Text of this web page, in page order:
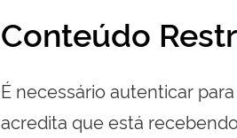
Conteúdo
É necessário autenticar
acredita que está